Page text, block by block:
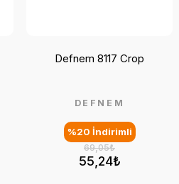
55,24₺
69,05₺
%20 İndirimli
DEFNEM
Defnem 8117 Crop